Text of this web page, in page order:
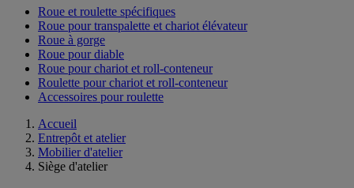
Roue et roulette spécifiques
Roue pour transpalette et chariot élévateur
Roue à gorge
Roue pour diable
Roue pour chariot et roll-conteneur
Roulette pour chariot et roll-conteneur
Accessoires pour roulette
Accueil
Entrepôt et atelier
Mobilier d'atelier
Siège d'atelier